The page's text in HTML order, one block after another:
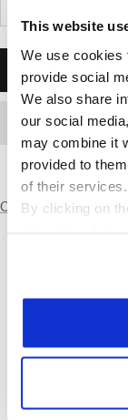
This website
We use cookies
provide social
We also share
our social
may combine it
provided to
of their services.
By clicking on
la
quantità
la
Condividi
SCRIVICI SU
340